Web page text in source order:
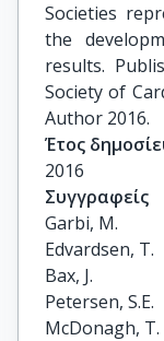
Societies
the
results.
Society of
Author 2016.
Έτος
2016
Συγγραφείς
Garbi, M.
Edvardsen, T.
Bax, J.
Petersen, S.E.
McDonagh, T.